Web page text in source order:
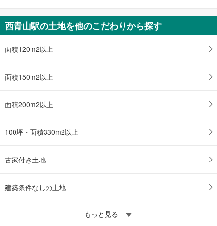
西青山駅の土地を他のこだわりから探す
面積120m2以上
面積150m2以上
面積200m2以上
100坪・面積330m2以上
古家付き土地
建築条件なしの土地
もっと見る